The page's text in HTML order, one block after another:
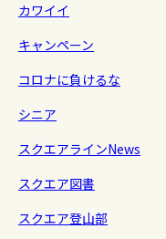
カワイイ
キャンペーン
コロナに負けるな
シニア
スクエアラインNews
スクエア図書
スクエア登山部